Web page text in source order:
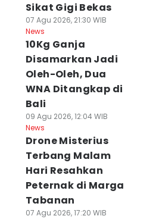
Ganja
Jadi
Oleh, Dua
Ditangkap di
Agu 2026, 12:04 WIB
BMKG Denpasar
Peringatkan
Meter di Bali
News
Sikat Gigi Bekas
07 Agu 2026, 21:30 WIB
News
10Kg Ganja
Disamarkan Jadi
Oleh-Oleh, Dua
WNA Ditangkap di
Bali
09 Agu 2026, 12:04 WIB
News
Drone Misterius
Terbang Malam
Hari Resahkan
Peternak di Marga
Tabanan
07 Agu 2026, 17:20 WIB